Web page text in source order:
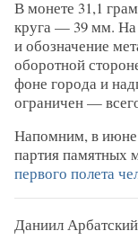
В монете 31,1
круга — 39 мм. На
и обозначение
оборотной
фоне города и
ограничен —
Напомним, в июне
партия памятных
первого полета
Даниил Арбатский